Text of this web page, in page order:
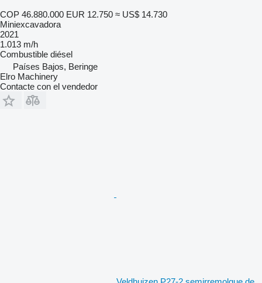
COP 46.880.000 EUR 12.750 ≈ US$ 14.730
Miniexcavadora
2021
1.013 m/h
Combustible diésel
Países Bajos, Beringe
Elro Machinery
Contacte con el vendedor